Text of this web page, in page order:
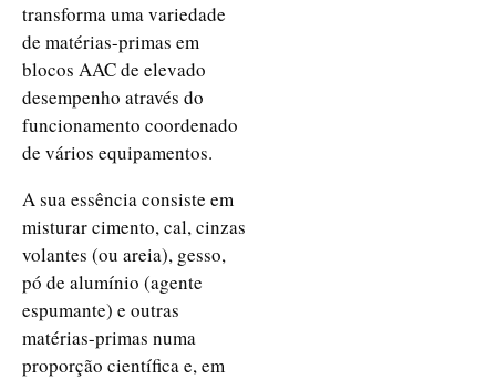
transforma uma variedade
de matérias-primas em
blocos AAC de elevado
desempenho através do
funcionamento coordenado
de vários equipamentos.
A sua essência consiste em
misturar cimento, cal, cinzas
volantes (ou areia), gesso,
pó de alumínio (agente
espumante) e outras
matérias-primas numa
proporção científica e, em